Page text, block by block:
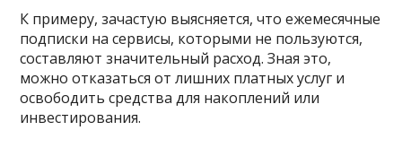
К примеру, зачастую выясняется, что ежемесячные
подписки на сервисы, которыми не пользуются,
составляют значительный расход. Зная это,
можно отказаться от лишних платных услуг и
освободить средства для накоплений или
инвестирования.